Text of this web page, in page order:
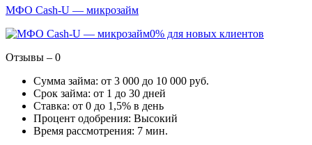
МФО Cash-U — микрозайм
0% для новых клиентов
Отзывы – 0
Сумма займа: от 3 000 до 10 000 руб.
Срок займа: от 1 до 30 дней
Ставка: от 0 до 1,5% в день
Процент одобрения: Высокий
Время рассмотрения: 7 мин.